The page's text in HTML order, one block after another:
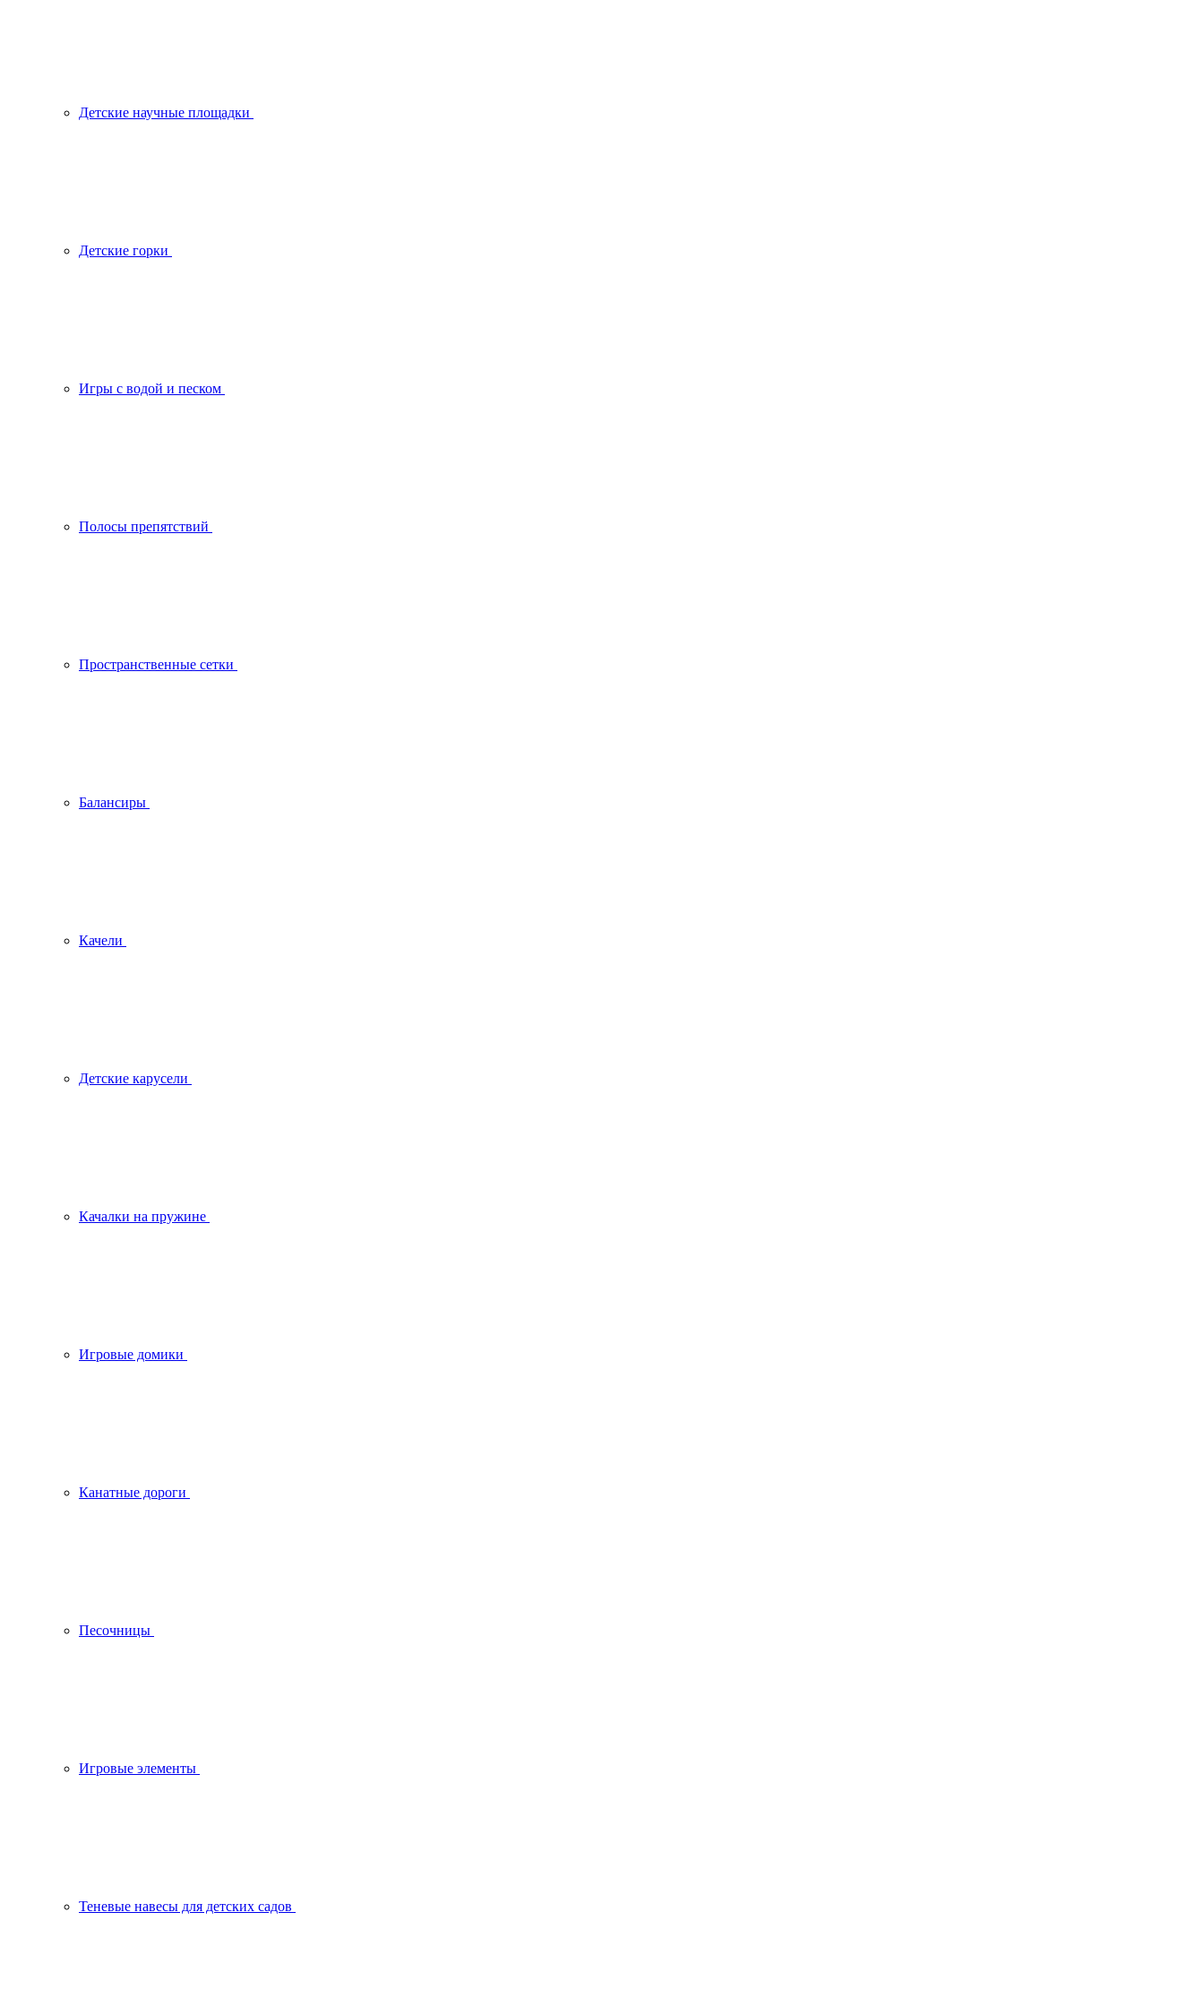
Детские научные площадки
Детские горки
Игры с водой и песком
Полосы препятствий
Пространственные сетки
Балансиры
Качели
Детские карусели
Качалки на пружине
Игровые домики
Канатные дороги
Песочницы
Игровые элементы
Теневые навесы для детских садов